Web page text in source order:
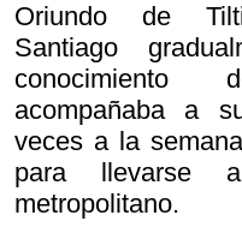
Oriundo de
Santiago
acompañaba a
veces a la
para llevarse
metropolitano.